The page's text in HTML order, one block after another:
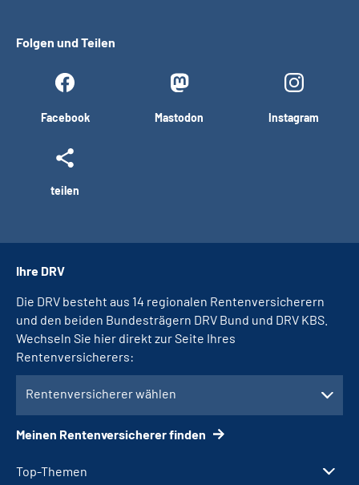
Folgen und Teilen
Facebook Mastodon Instagram
teilen
Top-Themen
Ihre DRV
Die DRV besteht aus 14 regionalen Rentenversicherern
und den beiden Bundesträgern DRV Bund und DRV KBS.
Wechseln Sie hier direkt zur Seite Ihres
Rentenversicherers:
Rentenversicherer wählen
Meinen Rentenversicherer finden